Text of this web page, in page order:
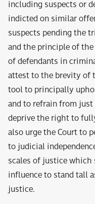
including suspects or
indicted on similar
suspects pending the
and the principle of
of defendants in
attest to the brevity of
tool to principally
and to refrain from
deprive the right to
also urge the Court to
to judicial
scales of justice
influence to stand tall
justice.